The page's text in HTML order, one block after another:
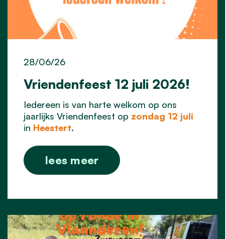
Vriendenfeest 12 juli 2026!
28/06/26
Iedereen is van harte welkom op ons
jaarlijks Vriendenfeest op zondag 12 juli
in Heestert.
lees meer